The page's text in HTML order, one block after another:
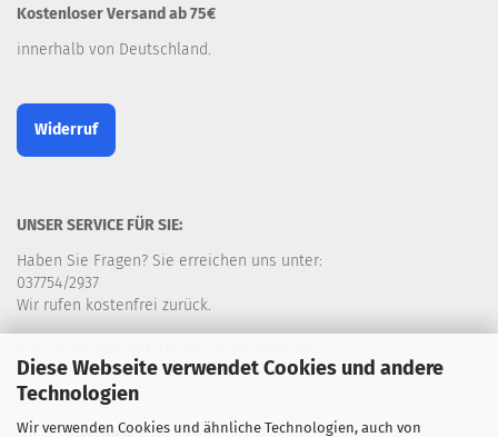
Diese Webseite verwendet Cookies und andere
Technologien
Wir verwenden Cookies und ähnliche Technologien, auch von
Kostenloser Versand ab 75€
innerhalb von Deutschland.
Widerruf
UNSER SERVICE FÜR SIE:
Haben Sie Fragen? Sie erreichen uns unter:
037754/2937
Wir rufen kostenfrei zurück.